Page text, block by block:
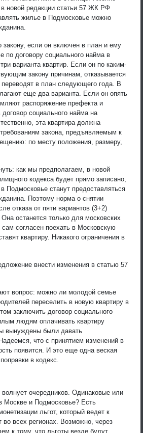
в новой редакции статьи 57 ЖК РФ
жилье в Подмосковье можно
закону, если он включен в план и ему
по договору социального найма в
варианта квартир. Если он по каким-
закону причинам, отказывается
переводят в план следующего года. В
еще два варианта. Если он опять
распоряжение префекта и
социального найма на
эта квартира должна
закона, предъявляемым к
по месту положения, размеру,
как мы предполагаем, в новой
кодекса будет прямо записано,
Подмосковье станут предоставляться
Поэтому норма о снятии
отказа от пяти вариантов (3+2)
останется только для московских
согласен поехать в Московскую
квартиру. Никакого ограничения в
внести изменения в статью 57
вопрос: можно ли молодой семье
переселить в новую квартиру в
заключить договор социального
людям оплачивать квартиру
вынуждены были давать
что с принятием изменений в
появится. И это еще одна веская
в кодекс.
волнует очередников. Одинаковые или
Москве и Подмосковье? Есть
льгот, который ведет к
всех регионах. Возможно, через
к тому, что льготы везде будут